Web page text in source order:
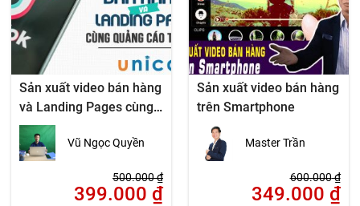
Sản xuất video bán hàng
và Landing Pages cùng
quảng cáo TikTok
Vũ Ngọc Quyền
500.000₫
399.000 ₫
Sản xuất video bán hàng
trên Smartphone
Master Trần
600.000₫
349.000 ₫